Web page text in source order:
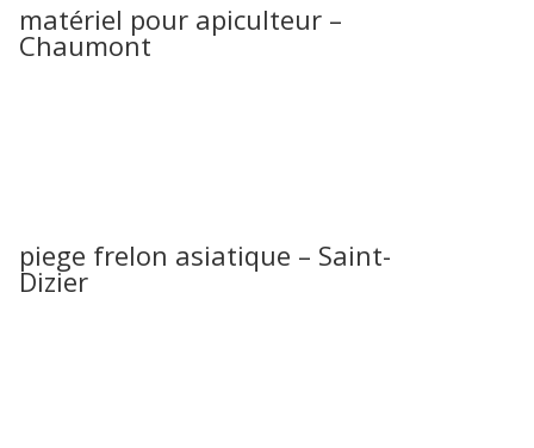
matériel pour apiculteur –
Chaumont
piege frelon asiatique – Saint-
Dizier